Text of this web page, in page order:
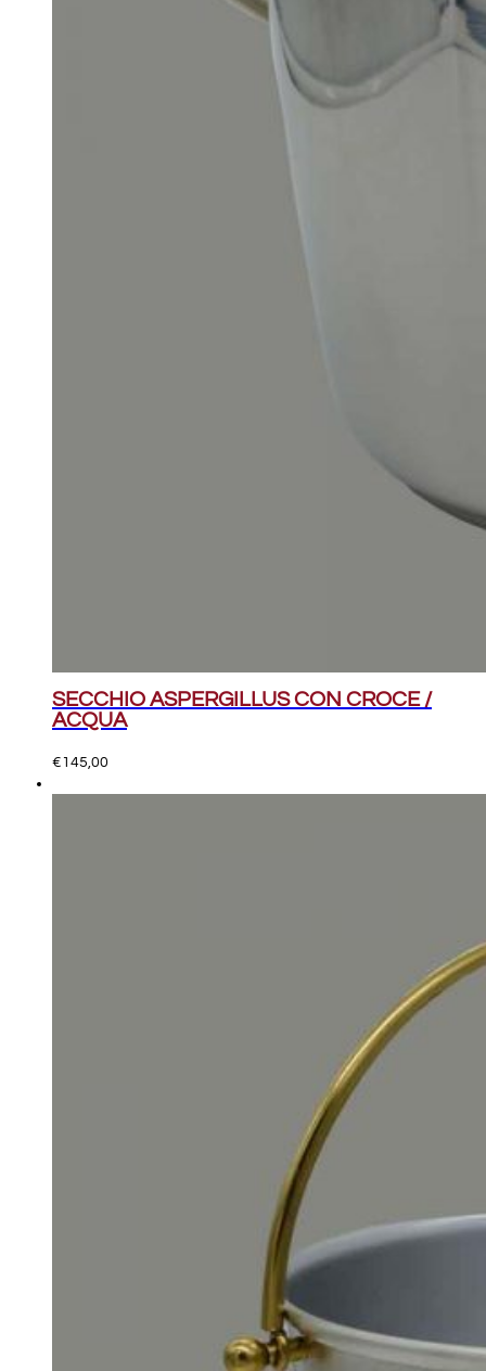
SECCHIO ASPERGILLUS CON CROCE /
ACQUA
€145,00